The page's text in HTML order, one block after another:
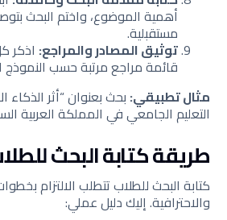
أهمية الموضوع، واختم البحث
مستقبلية.
توثيق المصادر والمراجع:اذكر
قائمة مراجع مرتبة حسب النموذج
مثال تطبيقي:بحث بعنوان “أثر الذكاء
التعليم الجامعي في المملكة العربية
طريقة كتابة البحث
كتابة البحث للطلاب تتطلب الالتزام
والاحترافية. إليك دليل عملي: